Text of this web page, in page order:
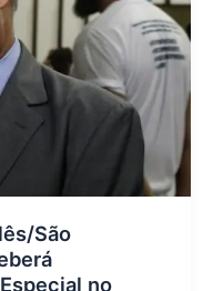
São
no